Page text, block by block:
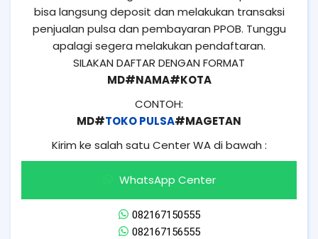
bisa langsung deposit dan melakukan transaksi
penjualan pulsa dan pembayaran PPOB. Tunggu
apalagi segera melakukan pendaftaran.
SILAKAN DAFTAR DENGAN FORMAT
MD#NAMA#KOTA
CONTOH:
MD#TOKO PULSA#MAGETAN
Kirim ke salah satu Center WA di bawah :
WhatsApp Center
082167150555
082167156555